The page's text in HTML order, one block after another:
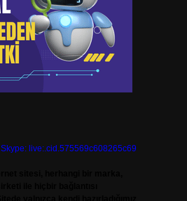
Skype: live:.cid.575569c608265c69